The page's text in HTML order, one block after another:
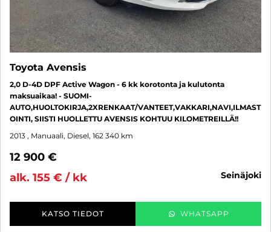
Toyota Avensis
2,0 D-4D DPF Active Wagon - 6 kk korotonta ja kulutonta
maksuaikaa! - SUOMI-
AUTO,HUOLTOKIRJA,2XRENKAAT/VANTEET,VAKKARI,NAVI,ILMAST
OINTI, SIISTI HUOLLETTU AVENSIS KOHTUU KILOMETREILLÄ!!
2013 , Manuaali, Diesel, 162 340 km
12 900 €
alk. 155 € / kk
seinäjoki
KATSO TIEDOT WHATSAPP